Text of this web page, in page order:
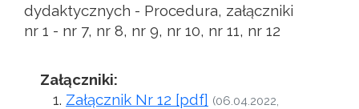
dydaktycznych - Procedura, załączniki
nr 1 - nr 7, nr 8, nr 9, nr 10, nr 11, nr 12
Załączniki:
Załącznik Nr 12 [pdf] (06.04.2022,